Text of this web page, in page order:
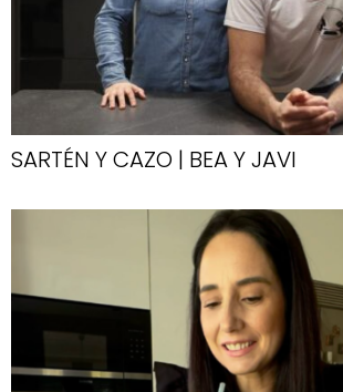
SARTÉN Y CAZO | BEA Y JAVI